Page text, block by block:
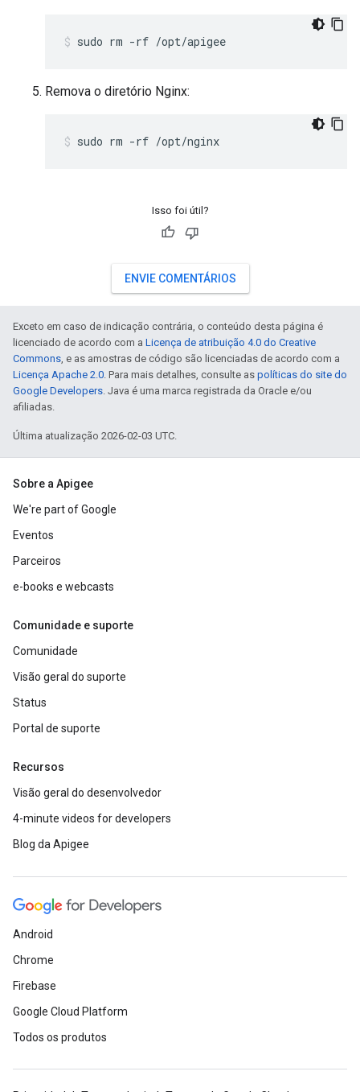
sudo rm -rf /opt/apigee
Remova o diretório Nginx:
sudo rm -rf /opt/nginx
Isso foi útil?
ENVIE COMENTÁRIOS
Exceto em caso de indicação contrária, o conteúdo desta página é
licenciado de acordo com a Licença de atribuição 4.0 do Creative
Commons, e as amostras de código são licenciadas de acordo com a
Licença Apache 2.0. Para mais detalhes, consulte as políticas do site do
Google Developers. Java é uma marca registrada da Oracle e/ou
afiliadas.
Última atualização 2026-02-03 UTC.
Sobre a Apigee
We're part of Google
Eventos
Parceiros
e-books e webcasts
Comunidade e suporte
Comunidade
Visão geral do suporte
Status
Portal de suporte
Recursos
Visão geral do desenvolvedor
4-minute videos for developers
Blog da Apigee
Android
Chrome
Firebase
Google Cloud Platform
Todos os produtos